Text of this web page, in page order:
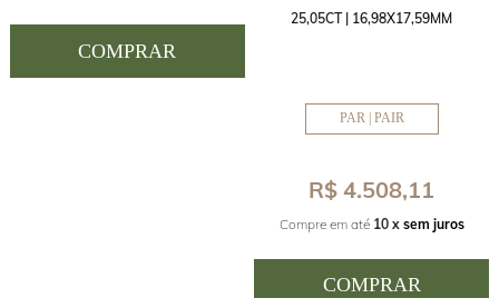
COMPRAR
25,05CT | 16,98X17,59MM
PAR | PAIR
R$ 4.508,11
Compre em até 10 x sem juros
COMPRAR